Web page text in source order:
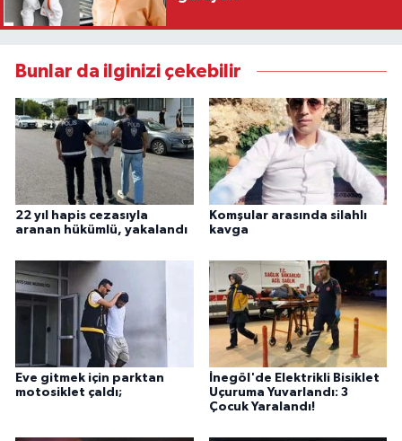
Bunlar da ilginizi çekebilir
22 yıl hapis cezasıyla
aranan hükümlü, yakalandı
Komşular arasında silahlı
kavga
Eve gitmek için parktan
motosiklet çaldı;
İnegöl'de Elektrikli Bisiklet
Uçuruma Yuvarlandı: 3
Çocuk Yaralandı!